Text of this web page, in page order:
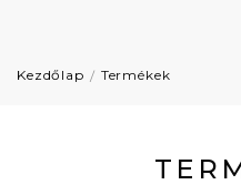
Kezdőlap Termékek